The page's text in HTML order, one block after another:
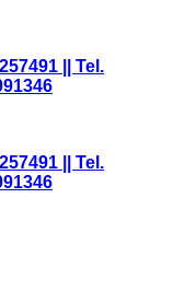
|| Tel.
|| Tel.